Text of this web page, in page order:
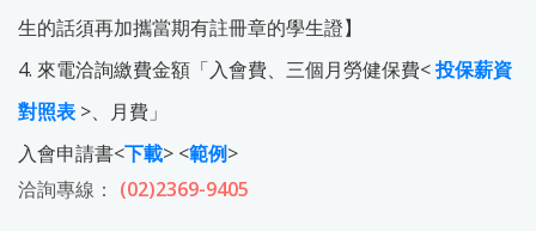
生的話須再加攜當期有註冊章的學生證】
4. 來電洽詢繳費金額「入會費、三個月勞健保費<投保薪資
對照表 >、月費」
入會申請書<下載> <範例>
洽詢專線： (02)2369-9405